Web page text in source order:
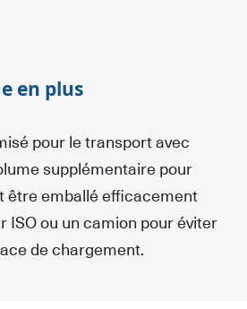
en plus
pour le transport avec
supplémentaire pour
être emballé efficacement
ISO ou un camion pour éviter
de chargement.